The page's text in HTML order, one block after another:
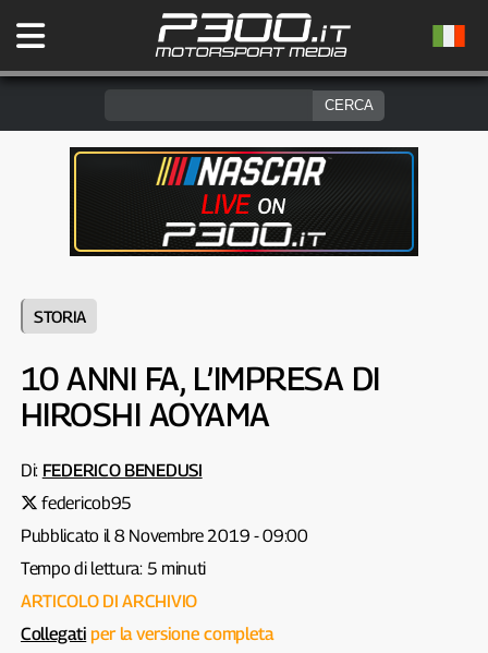
STORIA
10 ANNI FA, L’IMPRESA DI
HIROSHI AOYAMA
Di: FEDERICO BENEDUSI
federicob95
Pubblicato il 8 Novembre 2019 - 09:00
Tempo di lettura: 5 minuti
ARTICOLO DI ARCHIVIO
Collegati per la versione completa